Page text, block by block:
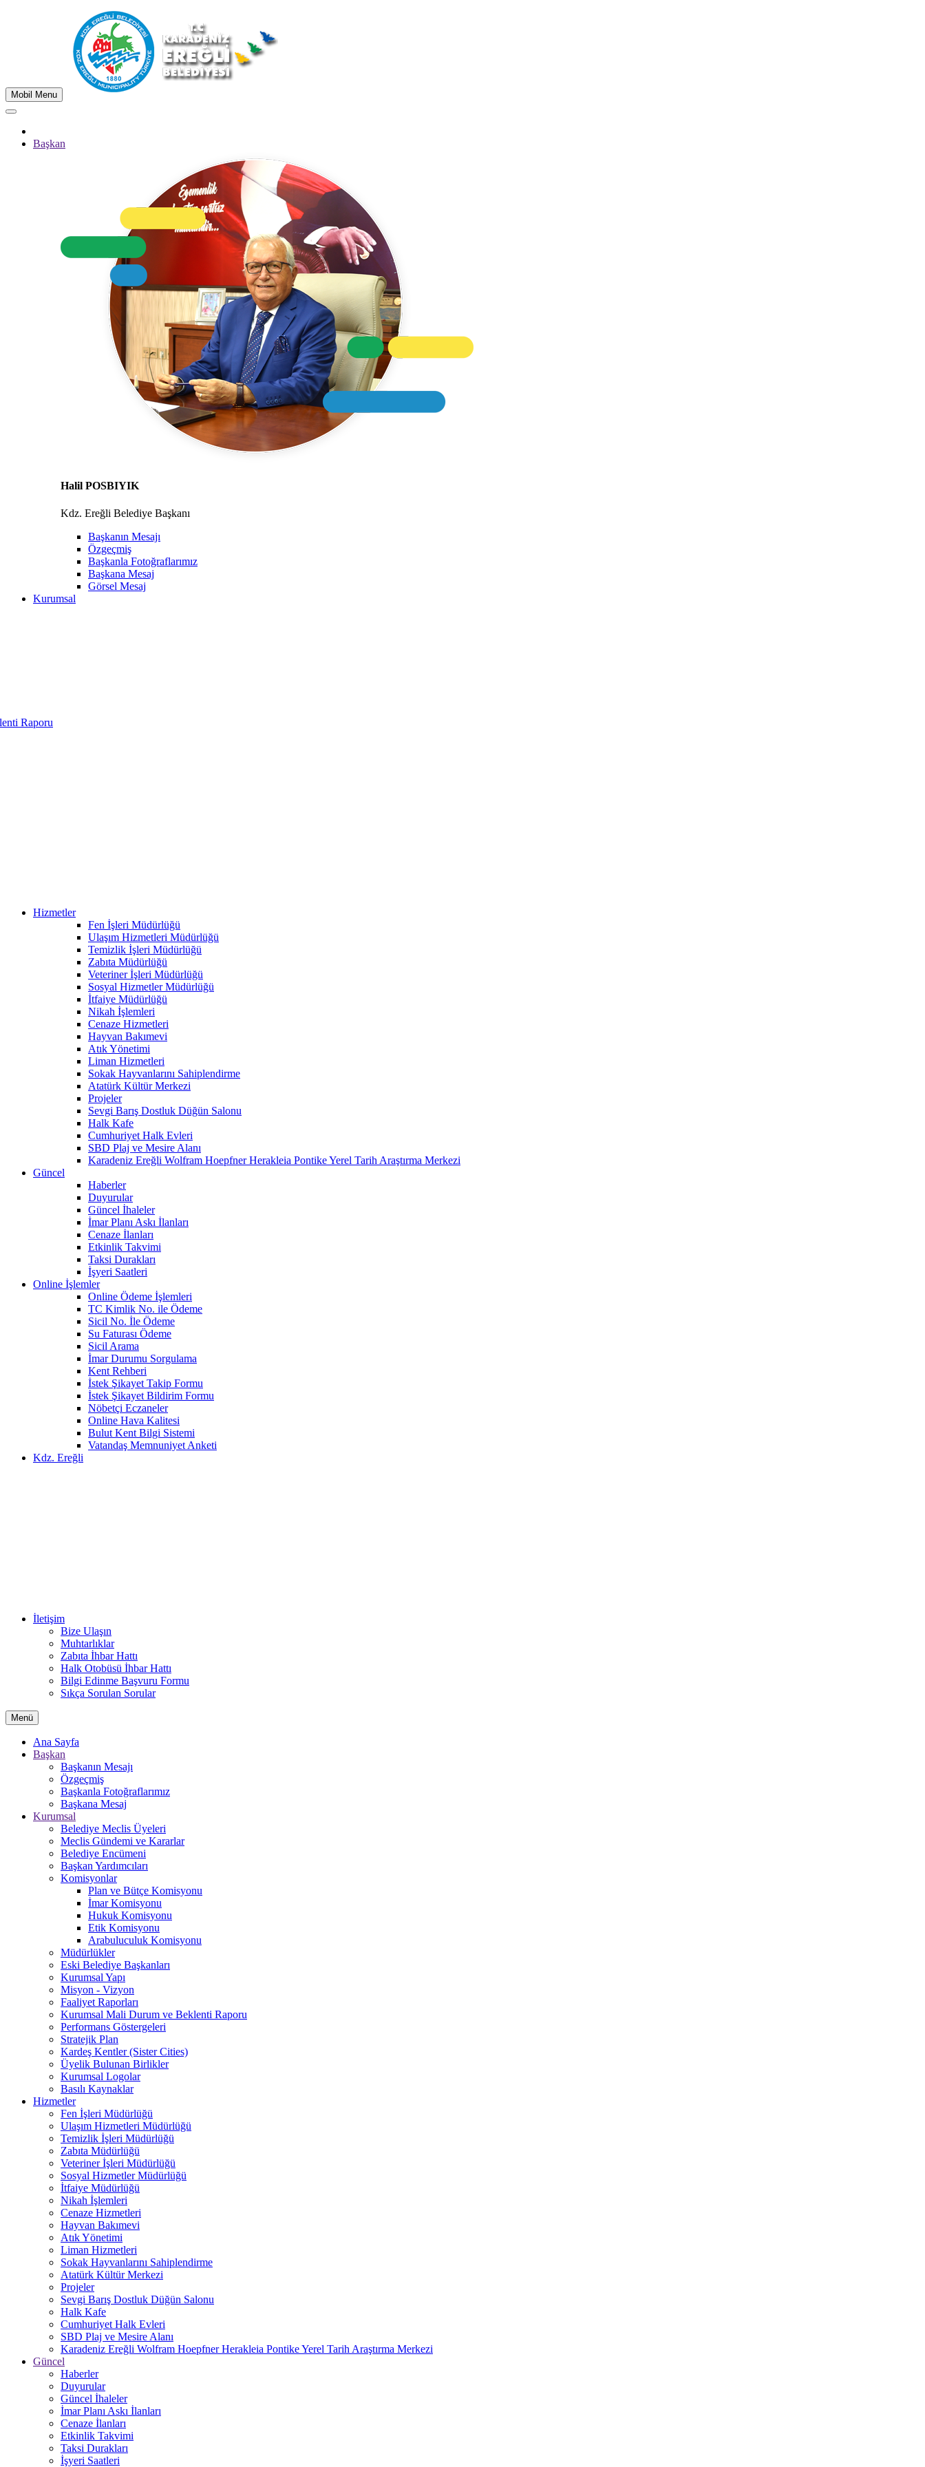
Mobil Menu
Başkan
Halil POSBIYIK
Kdz. Ereğli Belediye Başkanı
Başkanın Mesajı
Özgeçmiş
Başkanla Fotoğraflarımız
Başkana Mesaj
Görsel Mesaj
Kurumsal
Raporu
Hizmetler
Fen İşleri Müdürlüğü
Ulaşım Hizmetleri Müdürlüğü
Temizlik İşleri Müdürlüğü
Zabıta Müdürlüğü
Veteriner İşleri Müdürlüğü
Sosyal Hizmetler Müdürlüğü
İtfaiye Müdürlüğü
Nikah İşlemleri
Cenaze Hizmetleri
Hayvan Bakımevi
Atık Yönetimi
Liman Hizmetleri
Sokak Hayvanlarını Sahiplendirme
Atatürk Kültür Merkezi
Projeler
Sevgi Barış Dostluk Düğün Salonu
Halk Kafe
Cumhuriyet Halk Evleri
SBD Plaj ve Mesire Alanı
Karadeniz Ereğli Wolfram Hoepfner Herakleia Pontike Yerel Tarih Araştırma Merkezi
Güncel
Haberler
Duyurular
Güncel İhaleler
İmar Planı Askı İlanları
Cenaze İlanları
Etkinlik Takvimi
Taksi Durakları
İşyeri Saatleri
Online İşlemler
Online Ödeme İşlemleri
TC Kimlik No. ile Ödeme
Sicil No. İle Ödeme
Su Faturası Ödeme
Sicil Arama
İmar Durumu Sorgulama
Kent Rehberi
İstek Şikayet Takip Formu
İstek Şikayet Bildirim Formu
Nöbetçi Eczaneler
Online Hava Kalitesi
Bulut Kent Bilgi Sistemi
Vatandaş Memnuniyet Anketi
Kdz. Ereğli
İletişim
Bize Ulaşın
Muhtarlıklar
Zabıta İhbar Hattı
Halk Otobüsü İhbar Hattı
Bilgi Edinme Başvuru Formu
Sıkça Sorulan Sorular
Menü
Ana Sayfa
Başkan
Başkanın Mesajı
Özgeçmiş
Başkanla Fotoğraflarımız
Başkana Mesaj
Kurumsal
Belediye Meclis Üyeleri
Meclis Gündemi ve Kararlar
Belediye Encümeni
Başkan Yardımcıları
Komisyonlar
Plan ve Bütçe Komisyonu
İmar Komisyonu
Hukuk Komisyonu
Etik Komisyonu
Arabuluculuk Komisyonu
Müdürlükler
Eski Belediye Başkanları
Kurumsal Yapı
Misyon - Vizyon
Faaliyet Raporları
Kurumsal Mali Durum ve Beklenti Raporu
Performans Göstergeleri
Stratejik Plan
Kardeş Kentler (Sister Cities)
Üyelik Bulunan Birlikler
Kurumsal Logolar
Basılı Kaynaklar
Hizmetler
Fen İşleri Müdürlüğü
Ulaşım Hizmetleri Müdürlüğü
Temizlik İşleri Müdürlüğü
Zabıta Müdürlüğü
Veteriner İşleri Müdürlüğü
Sosyal Hizmetler Müdürlüğü
İtfaiye Müdürlüğü
Nikah İşlemleri
Cenaze Hizmetleri
Hayvan Bakımevi
Atık Yönetimi
Liman Hizmetleri
Sokak Hayvanlarını Sahiplendirme
Atatürk Kültür Merkezi
Projeler
Sevgi Barış Dostluk Düğün Salonu
Halk Kafe
Cumhuriyet Halk Evleri
SBD Plaj ve Mesire Alanı
Karadeniz Ereğli Wolfram Hoepfner Herakleia Pontike Yerel Tarih Araştırma Merkezi
Güncel
Haberler
Duyurular
Güncel İhaleler
İmar Planı Askı İlanları
Cenaze İlanları
Etkinlik Takvimi
Taksi Durakları
İşyeri Saatleri